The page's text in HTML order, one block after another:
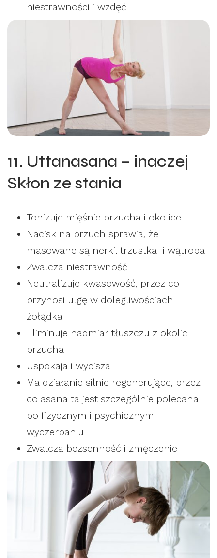
niestrawności i wzdęć
11. Uttanasana – inaczej
Skłon ze stania
Tonizuje mięśnie brzucha i okolice
Nacisk na brzuch sprawia, że
masowane są nerki, trzustka i wątroba
Zwalcza niestrawność
Neutralizuje kwasowość, przez co
przynosi ulgę w dolegliwościach
żołądka
Eliminuje nadmiar tłuszczu z okolic
brzucha
Uspokaja i wycisza
Ma działanie silnie regenerujące, przez
co asana ta jest szczególnie polecana
po fizycznym i psychicznym
wyczerpaniu
Zwalcza bezsenność i zmęczenie